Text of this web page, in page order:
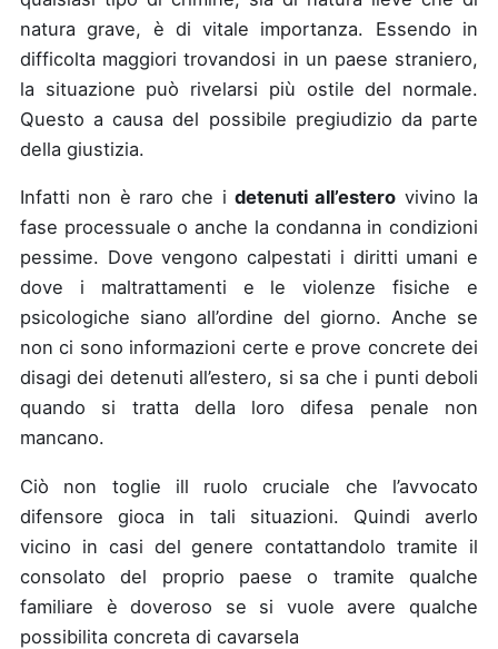
natura grave, è di vitale importanza. Essendo in
difficolta maggiori trovandosi in un paese straniero,
la situazione può rivelarsi più ostile del normale.
Questo a causa del possibile pregiudizio da parte
della giustizia.
Infatti non è raro che i detenuti all’estero vivino la
fase processuale o anche la condanna in condizioni
pessime. Dove vengono calpestati i diritti umani e
dove i maltrattamenti e le violenze fisiche e
psicologiche siano all’ordine del giorno. Anche se
non ci sono informazioni certe e prove concrete dei
disagi dei detenuti all’estero, si sa che i punti deboli
quando si tratta della loro difesa penale non
mancano.
Ciò non toglie ill ruolo cruciale che l’avvocato
difensore gioca in tali situazioni. Quindi averlo
vicino in casi del genere contattandolo tramite il
consolato del proprio paese o tramite qualche
familiare è doveroso se si vuole avere qualche
possibilita concreta di cavarsela